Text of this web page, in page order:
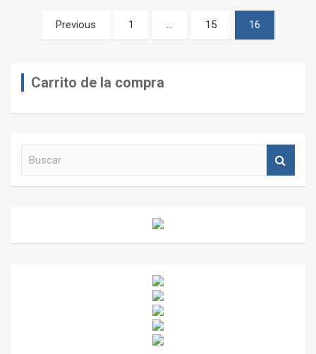
Paginación
Previous 1 … 15 16
Carrito de la compra